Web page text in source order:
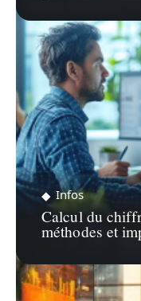
Infos
Calcul du
méthodes et